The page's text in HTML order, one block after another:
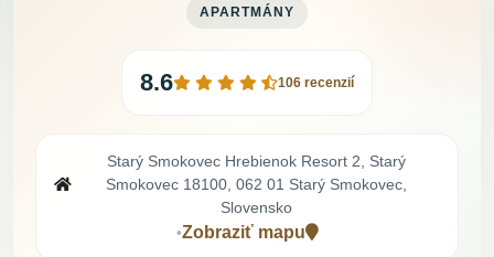
APARTMÁNY
8.6 106 recenzií
Starý Smokovec Hrebienok Resort 2, Starý
Smokovec 18100, 062 01 Starý Smokovec,
Slovensko
•Zobraziť mapu